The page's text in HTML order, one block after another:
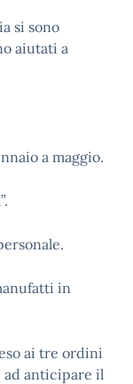
si sono
aiutati a
a maggio.
in
ai tre ordini
ad anticipare il